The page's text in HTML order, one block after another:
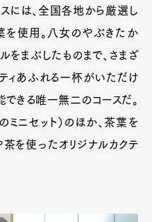
には、全国各地から厳選し
を使用。八女のやぶきたか
をまぶしたものまで、さまざ
ィあふれる一杯がいただけ
できる唯一無二のコースだ。
ニセット）のほか、茶葉を
を使ったオリジナルカクテ